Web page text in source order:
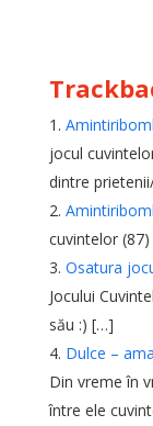
jocul
dintre
cuvintelor
Osatura
Jocului
său :) […]
Dulce –
Din vreme în
între ele